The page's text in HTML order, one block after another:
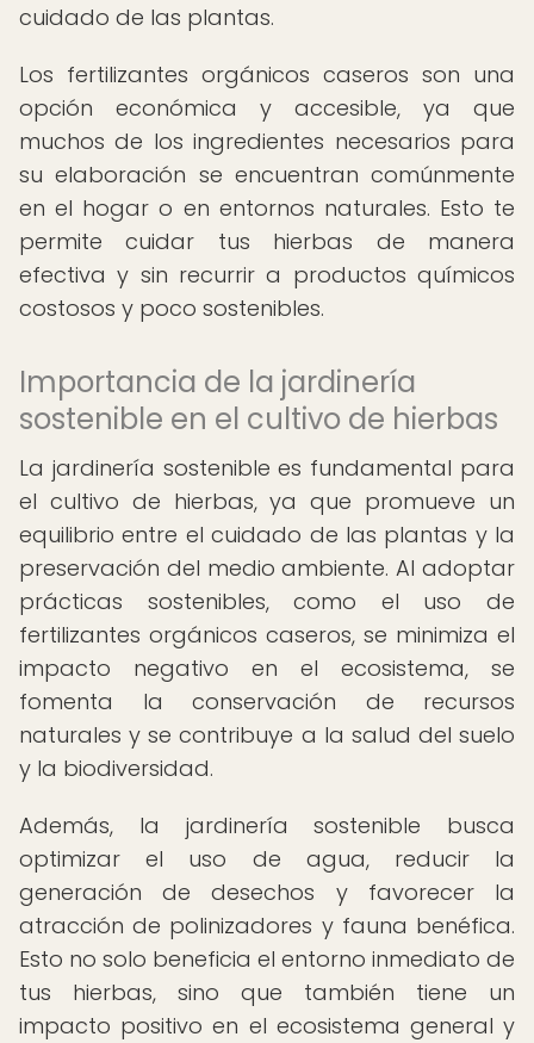
cuidado de las plantas.
Los fertilizantes orgánicos caseros son una
opción económica y accesible, ya que
muchos de los ingredientes necesarios para
su elaboración se encuentran comúnmente
en el hogar o en entornos naturales. Esto te
permite cuidar tus hierbas de manera
efectiva y sin recurrir a productos químicos
costosos y poco sostenibles.
Importancia de la jardinería
sostenible en el cultivo de hierbas
La jardinería sostenible es fundamental para
el cultivo de hierbas, ya que promueve un
equilibrio entre el cuidado de las plantas y la
preservación del medio ambiente. Al adoptar
prácticas sostenibles, como el uso de
fertilizantes orgánicos caseros, se minimiza el
impacto negativo en el ecosistema, se
fomenta la conservación de recursos
naturales y se contribuye a la salud del suelo
y la biodiversidad.
Además, la jardinería sostenible busca
optimizar el uso de agua, reducir la
generación de desechos y favorecer la
atracción de polinizadores y fauna benéfica.
Esto no solo beneficia el entorno inmediato de
tus hierbas, sino que también tiene un
impacto positivo en el ecosistema general y